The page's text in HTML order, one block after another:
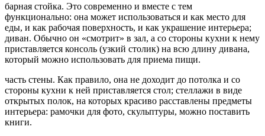
барная стойка. Это современно и вместе с тем
функционально: она может использоваться и как место для
еды, и как рабочая поверхность, и как украшение интерьера;
диван. Обычно он «смотрит» в зал, а со стороны кухни к нему
приставляется консоль (узкий столик) на всю длину дивана,
который можно использовать для приема пищи.
часть стены. Как правило, она не доходит до потолка и со
стороны кухни к ней приставляется стол; стеллажи в виде
открытых полок, на которых красиво расставлены предметы
интерьера: рамочки для фото, скульптуры, можно поставить
книги.